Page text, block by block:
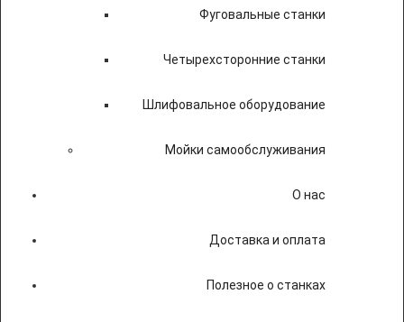
Фуговальные станки
Четырехсторонние станки
Шлифовальное оборудование
Мойки самообслуживания
О нас
Доставка и оплата
Полезное о станках